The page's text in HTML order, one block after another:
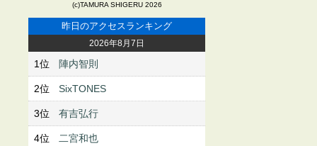
(c)TAMURA SHIGERU 2026
昨日のアクセスランキング
2026年8月7日
1位 陣内智則
2位 SixTONES
3位 有吉弘行
4位 二宮和也